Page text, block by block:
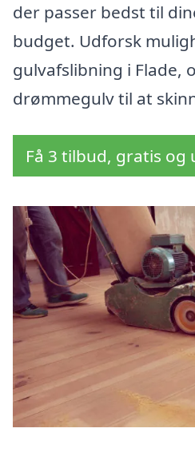
der passer bedst til
budget. Udforsk
gulvafslibning i Flade,
drømmegulv til at
Få 3 tilbud, gratis